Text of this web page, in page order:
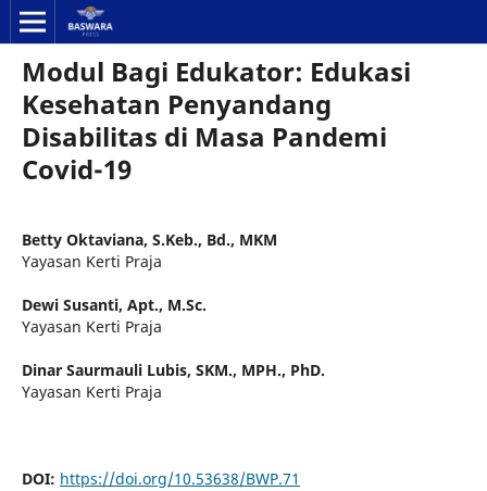
Modul Bagi Edukator: Edukasi
Kesehatan Penyandang
Disabilitas di Masa Pandemi
Covid-19
Betty Oktaviana, S.Keb., Bd., MKM
Yayasan Kerti Praja
Dewi Susanti, Apt., M.Sc.
Yayasan Kerti Praja
Dinar Saurmauli Lubis, SKM., MPH., PhD.
Yayasan Kerti Praja
DOI: https://doi.org/10.53638/BWP.71